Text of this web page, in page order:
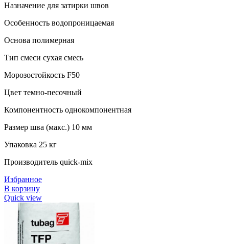
Назначение для затирки швов
Особенность водопроницаемая
Основа полимерная
Тип смеси сухая смесь
Морозостойкость F50
Цвет темно-песочный
Компонентность однокомпонентная
Размер шва (макс.) 10 мм
Упаковка 25 кг
Производитель quick-mix
Избранное
В корзину
Quick view